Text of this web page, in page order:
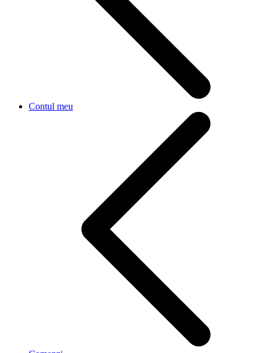
Contul meu